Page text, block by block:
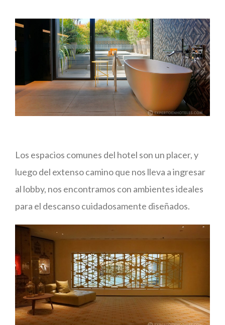
Los espacios comunes del hotel son un placer, y
luego del extenso camino que nos lleva a ingresar
al lobby, nos encontramos con ambientes ideales
para el descanso cuidadosamente diseñados.